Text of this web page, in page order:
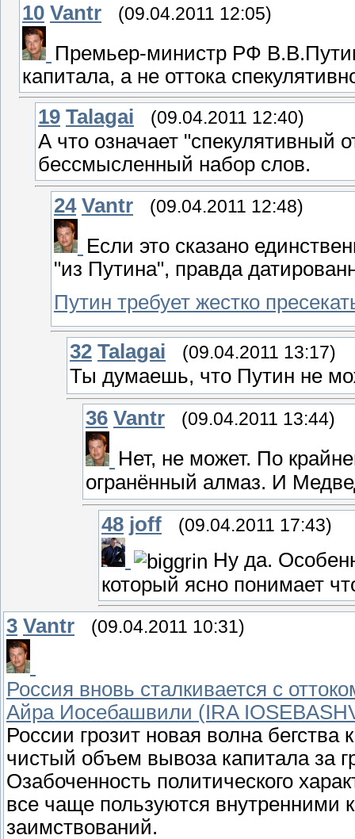
10 Vantr (09.04.2011 12:05)
Премьер-министр РФ В.В.Путин
капитала, а не оттока
19 Talagai (09.04.2011 12:40)
А что означает "спекулятивный
бессмысленный набор слов.
24 Vantr (09.04.2011 12:48)
Если это сказано
"из Путина", правда
Путин требует жестко
32 Talagai (09.04.2011 13:17)
Ты думаешь, что Путин не
36 Vantr (09.04.2011 13:44)
Нет, не может. По
огранённый алмаз. И
48 joff (09.04.2011 17:43)
Ну да.
который ясно понимает
3 Vantr (09.04.2011 10:31)
Россия вновь сталкивается с
Айра Иосебашвили (IRA
России грозит новая волна
чистый объем вывоза капитала за
Озабоченность политического
все чаще пользуются внутренними
заимствований.